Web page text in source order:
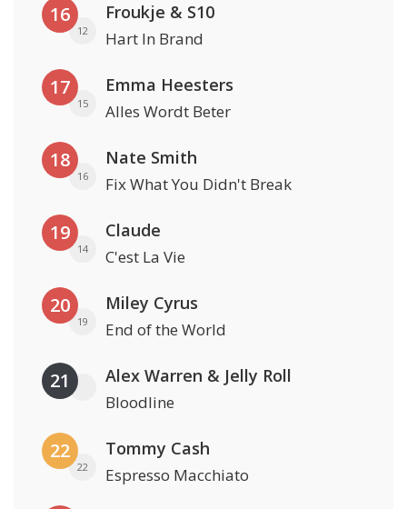
16
12
Froukje & S10
Hart In Brand
17
15
Emma Heesters
Alles Wordt Beter
18
16
Nate Smith
Fix What You Didn't Break
19
14
Claude
C'est La Vie
20
19
Miley Cyrus
End of the World
21 Alex Warren & Jelly Roll
Bloodline
22
22
Tommy Cash
Espresso Macchiato